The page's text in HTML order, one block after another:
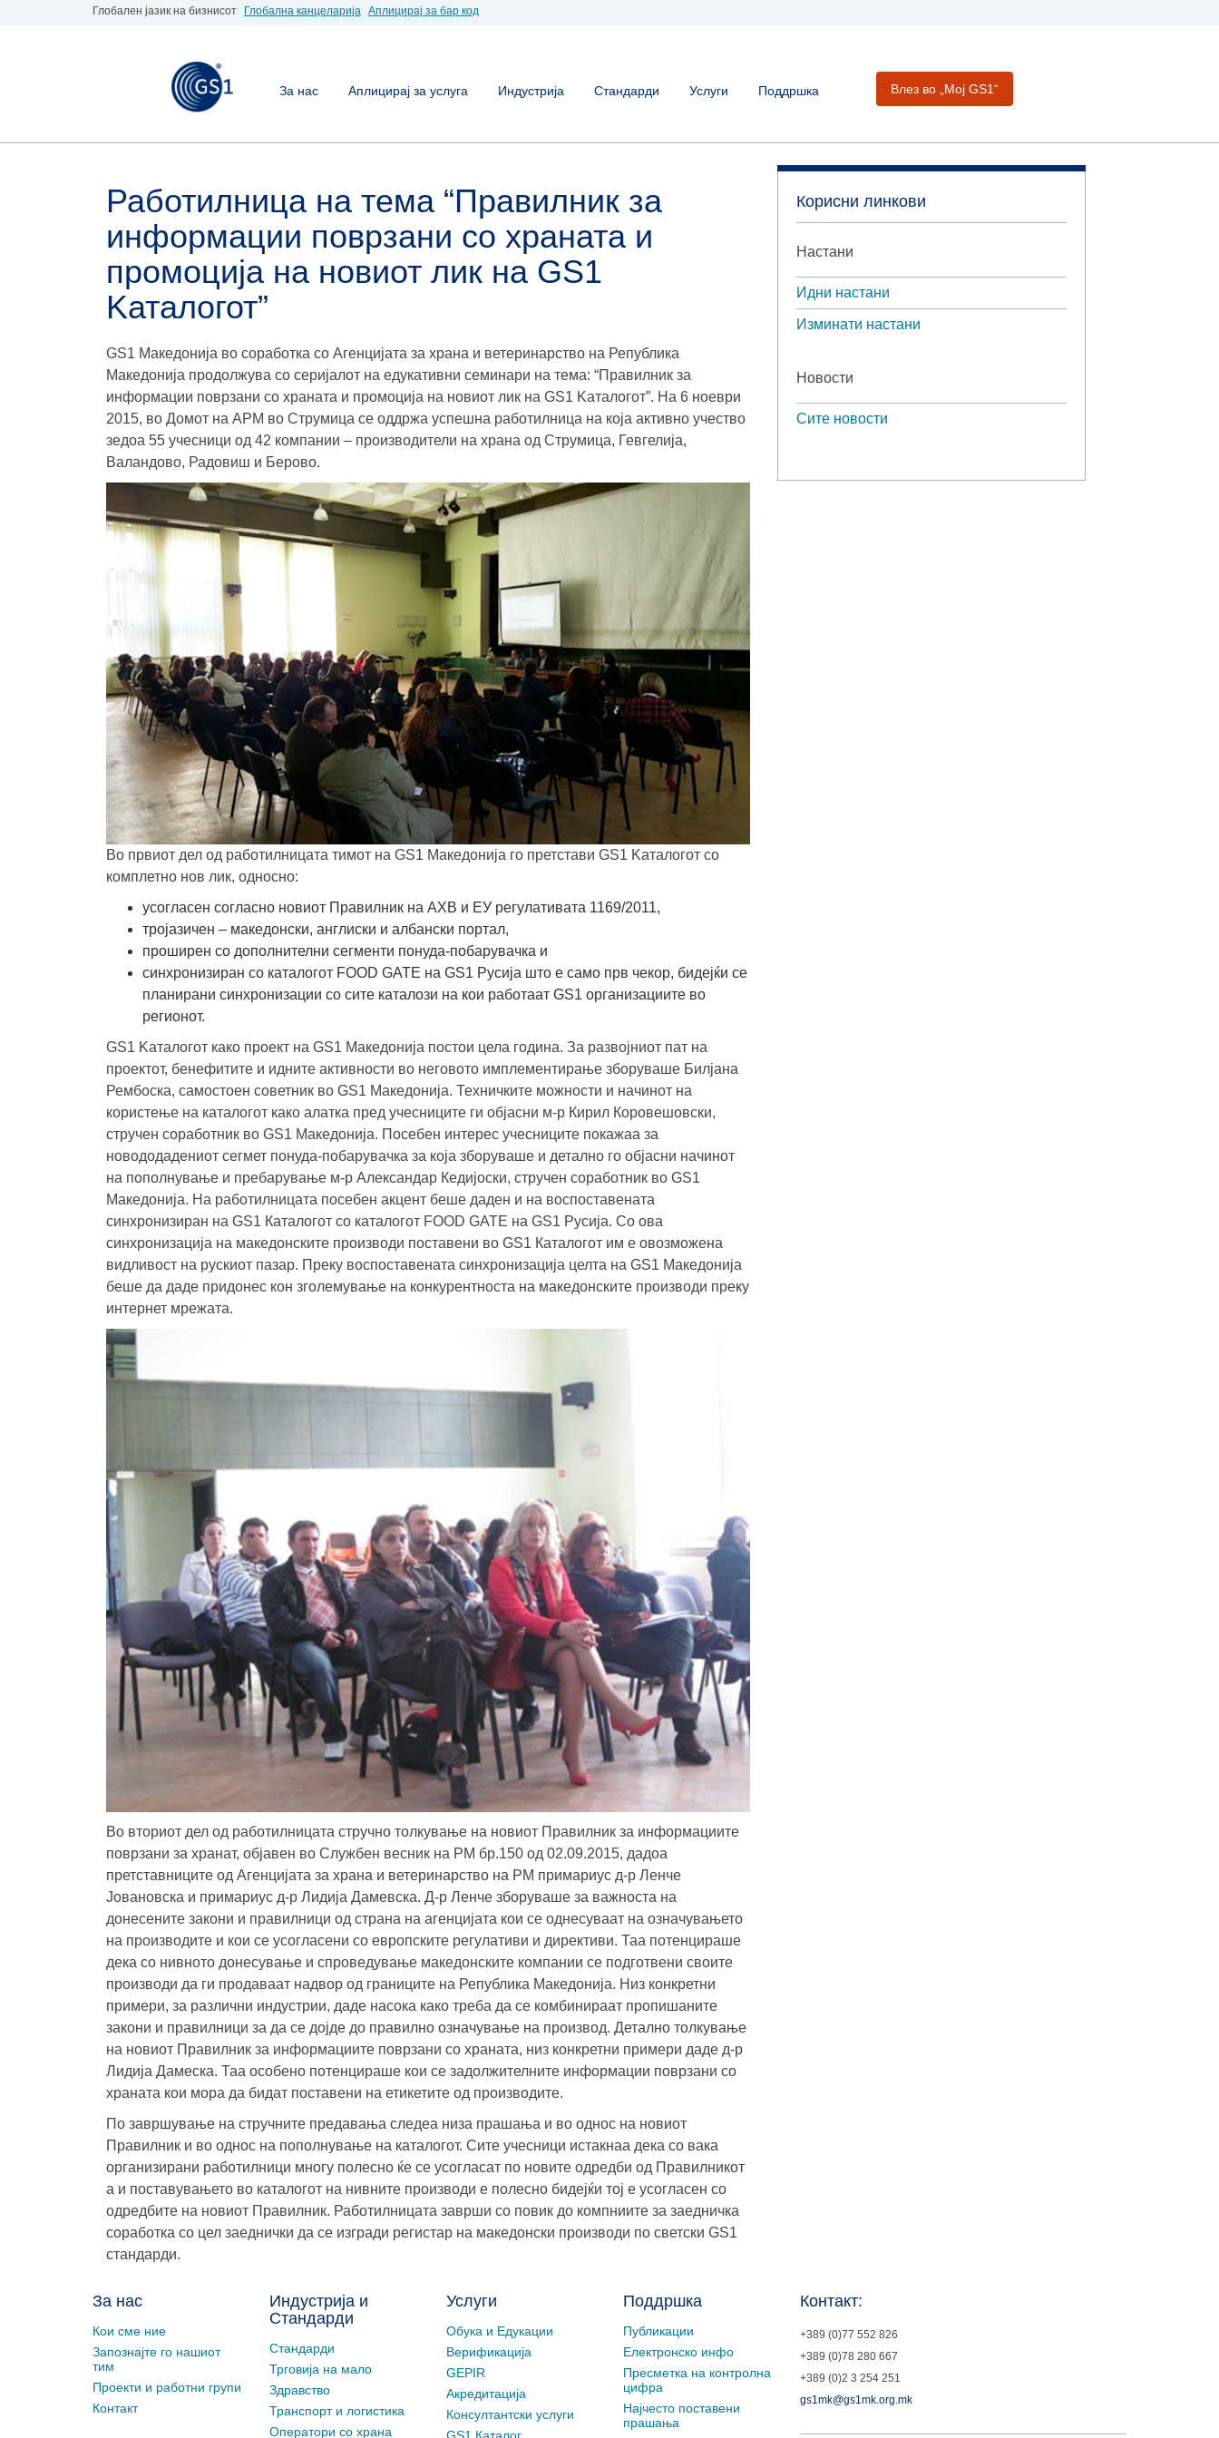
Глобален јазик на бизнисот Глобална канцеларија Аплицирај за бар код
За нас Аплицирај за услуга Индустрија Стандарди Услуги Поддршка Влез во „Moj GS1“
Работилница на тема “Правилник за
информации поврзани со храната и
промоција на новиот лик на GS1
Kаталогот”
GS1 Македонија во соработка со Агенцијата за храна и ветеринарство на Република
Македонија продолжува со серијалот на едукативни семинари на тема: “Правилник за
информации поврзани со храната и промоција на новиот лик на GS1 Kаталогот”. На 6 ноеври
2015, во Домот на АРМ во Струмица се оддржа успешна работилница на која активно учество
зедоа 55 учесници од 42 компании – производители на храна од Струмица, Гевгелија,
Валандово, Радовиш и Берово.
Во првиот дел од работилницата тимот на GS1 Mакедонија го претстави GS1 Kаталогот со
комплетно нов лик, односно:
усогласен согласно новиот Правилник на АХВ и ЕУ регулативата 1169/2011,
тројазичен – македонски, англиски и албански портал,
проширен со дополнителни сегменти понуда-побарувачка и
синхронизиран со каталогот FOOD GATE на GS1 Русија што е само прв чекор, бидејќи се
планирани синхронизации со сите каталози на кои работаат GS1 организациите во
регионот.
GS1 Kаталогот како проект на GS1 Mакедонија постои цела година. За развојниот пат на
проектот, бенефитите и идните активности во неговото имплементирање зборуваше Билјана
Рембоска, самостоен советник во GS1 Mакедонија. Техничките можности и начинот на
користење на каталогот како алатка пред учесниците ги објасни м-р Кирил Коровешовски,
стручен соработник во GS1 Mакедонија. Посебен интерес учесниците покажаа за
новододадениот сегмет понуда-побарувачка за која зборуваше и детално го објасни начинот
на пополнување и пребарување м-р Александар Кедијоски, стручен соработник во GS1
Mакедонија. На работилницата посебен акцент беше даден и на воспоставената
синхронизиран на GS1 Каталогот со каталогот FOOD GATE на GS1 Русија. Со ова
синхронизација на македонските производи поставени во GS1 Каталогот им е овозможена
видливост на рускиот пазар. Преку воспоставената синхронизација целта на GS1 Mакедонија
беше да даде придонес кон зголемување на конкурентноста на македонските производи преку
интернет мрежата.
Во вториот дел од работилницата стручно толкување на новиот Правилник за информациите
поврзани за хранат, објавен во Службен весник на РМ бр.150 од 02.09.2015, дадоа
претставниците од Агенцијата за храна и ветеринарство на РМ примариус д-р Ленче
Јовановска и примариус д-р Лидија Дамевска. Д-р Ленче зборуваше за важноста на
донесените закони и правилници од страна на агенцијата кои се однесуваат на означувањето
на производите и кои се усогласени со европските регулативи и директиви. Таа потенцираше
дека со нивното донесување и спроведување македонските компании се подготвени своите
производи да ги продаваат надвор од границите на Република Македонија. Низ конкретни
примери, за различни индустрии, даде насока како треба да се комбинираат пропишаните
закони и правилници за да се дојде до правилно означување на производ. Детално толкување
на новиот Правилник за информациите поврзани со храната, низ конкретни примери даде д-р
Лидија Дамеска. Таа особено потенцираше кои се задолжителните информации поврзани со
храната кои мора да бидат поставени на етикетите од производите.
По завршување на стручните предавања следеа низа прашања и во однос на новиот
Правилник и во однос на пополнување на каталогот. Сите учесници истакнаа дека со вака
организирани работилници многу полесно ќе се усогласат по новите одредби од Правилникот
а и поставувањето во каталогот на нивните производи е полесно бидејќи тој е усогласен со
одредбите на новиот Правилник. Работилницата заврши со повик до компниите за заедничка
соработка со цел заеднички да се изгради регистар на македонски производи по светски GS1
стандарди.
Корисни линкови
Настани
Идни настани
Изминати настани
Новости
Сите новости
За нас
Кои сме ние
Запознајте го нашиот
тим
Проекти и работни групи
Контакт
Индустрија и
Стандарди
Стандарди
Трговија на мало
Здравство
Транспорт и логистика
Оператори со храна
Услуги
Обука и Едукации
Верификација
GEPIR
Акредитација
Консултантски услуги
Поддршка
Публикации
Електронско инфо
Пресметка на контролна
цифра
Најчесто поставени
прашања
Контакт:
+389 (0)77 552 826
+389 (0)78 280 667
+389 (0)2 3 254 251
gs1mk@gs1mk.org.mk